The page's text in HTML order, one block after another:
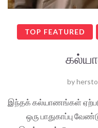
TOP FEATURED
by
இந்தக் கல்யாணங்கள்
ஒரு பாதுகாப்பு